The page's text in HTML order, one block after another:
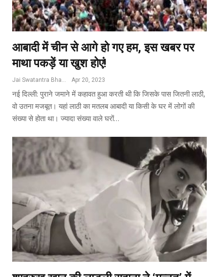
आबादी में चीन से आगे हो गए हम, इस खबर पर
माथा पकड़ें या खुश होएं!
Jai Swatantra Bharat Apr 20, 2023
नई दिल्ली: पुराने जमाने में कहावत हुआ करती थी कि जिसके पास जितनी लाठी,
वो उतना मजबूत। यहां लाठी का मतलब आबादी या किसी के घर में लोगों की
संख्या से होता था। ज्यादा संख्या वाले घरों…